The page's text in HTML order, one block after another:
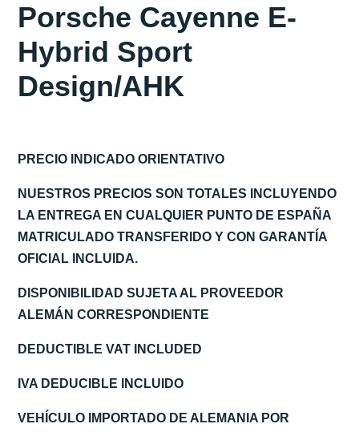
Porsche Cayenne E-
Hybrid Sport
Design/AHK
PRECIO INDICADO ORIENTATIVO
NUESTROS PRECIOS SON TOTALES INCLUYENDO
LA ENTREGA EN CUALQUIER PUNTO DE ESPAÑA
MATRICULADO TRANSFERIDO Y CON GARANTÍA
OFICIAL INCLUIDA.
DISPONIBILIDAD SUJETA AL PROVEEDOR
ALEMÁN CORRESPONDIENTE
DEDUCTIBLE VAT INCLUDED
IVA DEDUCIBLE INCLUIDO
VEHÍCULO IMPORTADO DE ALEMANIA POR